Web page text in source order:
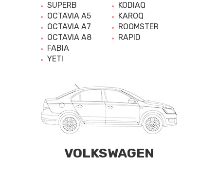
SUPERB
OCTAVIA A5
OCTAVIA A7
OCTAVIA A8
FABIA
YETI
KODIAQ
KAROQ
ROOMSTER
RAPID
VOLKSWAGEN